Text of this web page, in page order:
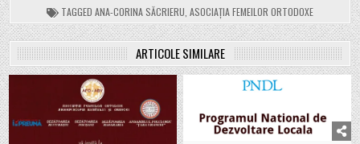
TAGGED ANA-CORINA SĂCRIERU ASOCIAȚIA FEMEILOR ORTODOXE
ARTICOLE SIMILARE